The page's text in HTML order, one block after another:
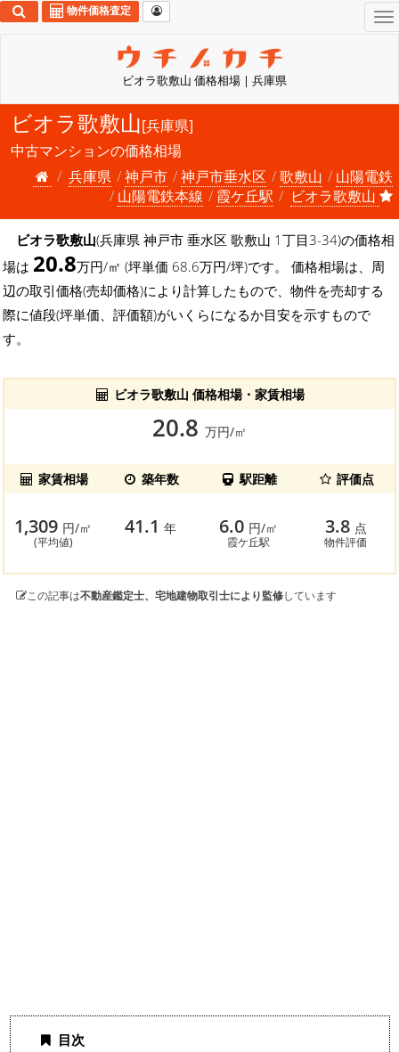
ビオラ歌敷山 価格相場 | 兵庫県
物件価格査定
ビオラ歌敷山[兵庫県]
中古マンションの価格相場
兵庫県
神戸市 神戸市垂水区 歌敷山
山陽電鉄
山陽電鉄本線
霞ケ丘駅 ビオラ歌敷山
ビオラ歌敷山(兵庫県 神戸市 垂水区 歌敷山 1丁目3-34)の価格相
場は 20.8万円/㎡ (坪単価 68.6万円/坪)です。 価格相場は、周
辺の取引価格(売却価格)により計算したもので、物件を売却する
際に値段(坪単価、評価額)がいくらになるか目安を示すもので
す。
ビオラ歌敷山 価格相場・家賃相場
20.8 万円/㎡
家賃相場 築年数 駅距離 評価点
1,309 円/㎡
(平均値)
41.1年 6.0 円/㎡
霞ケ丘駅
3.8 点
物件評価
この記事は不動産鑑定士、宅地建物取引士により監修しています
目次